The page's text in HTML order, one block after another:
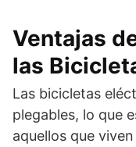
Ventajas
las
Las bicicletas
plegables, lo que
aquellos que